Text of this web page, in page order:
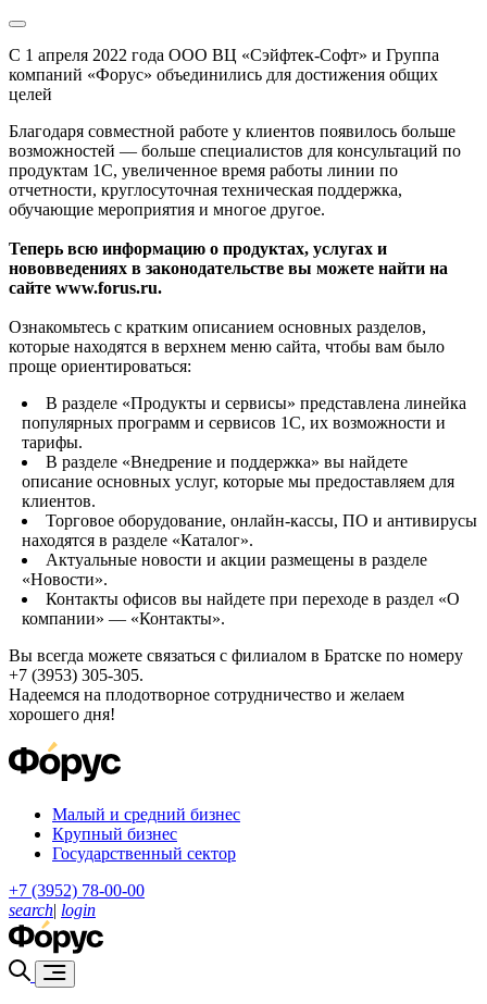
С 1 апреля 2022 года ООО ВЦ «Сэйфтек-Софт» и Группа
компаний «Форус» объединились для достижения общих
целей
Благодаря совместной работе у клиентов появилось больше
возможностей — больше специалистов для консультаций по
продуктам 1С, увеличенное время работы линии по
отчетности, круглосуточная техническая поддержка,
обучающие мероприятия и многое другое.
Теперь всю информацию о продуктах, услугах и
нововведениях в законодательстве вы можете найти на
сайте www.forus.ru.
Ознакомьтесь с кратким описанием основных разделов,
которые находятся в верхнем меню сайта, чтобы вам было
проще ориентироваться:
В разделе «Продукты и сервисы» представлена линейка
популярных программ и сервисов 1С, их возможности и
тарифы.
В разделе «Внедрение и поддержка» вы найдете
описание основных услуг, которые мы предоставляем для
клиентов.
Торговое оборудование, онлайн-кассы, ПО и антивирусы
находятся в разделе «Каталог».
Актуальные новости и акции размещены в разделе
«Новости».
Контакты офисов вы найдете при переходе в раздел «О
компании» — «Контакты».
Вы всегда можете связаться с филиалом в Братске по номеру
+7 (3953) 305-305.
Надеемся на плодотворное сотрудничество и желаем
хорошего дня!
Малый и средний бизнес
Крупный бизнес
Государственный сектор
+7 (3952) 78-00-00
search| login